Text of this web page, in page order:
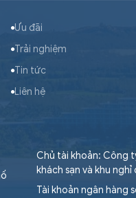
Ưu đãi
Trải nghiệm
Tin tức
Liên hệ
Chủ tài khoản: Công
khách sạn và khu nghỉ
Tài khoản ngân hàng